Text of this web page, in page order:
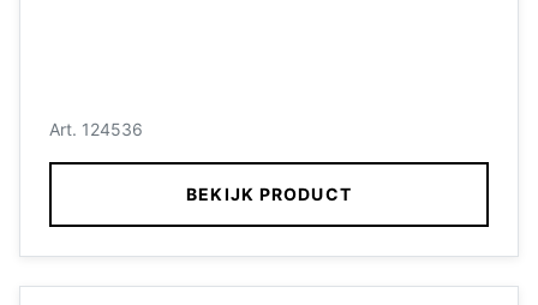
Art. 124536
BEKIJK PRODUCT